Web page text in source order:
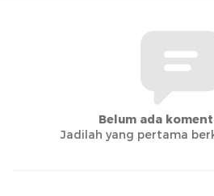
Belum ada
Jadilah yang pertama